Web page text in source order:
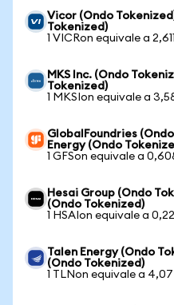
Vicor (Ondo
Tokenized)
1 VICRon equivale a
MKS Inc. (Ondo
Tokenized)
1 MKSIon equivale a
GlobalFoundries
Energy (Ondo
1 GFSon equivale a
Hesai Group (Ondo
(Ondo Tokenized)
1 HSAIon equivale a
Talen Energy (Ondo
(Ondo Tokenized)
1 TLNon equivale a